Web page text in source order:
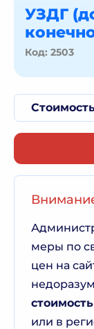
УЗДГ
Код: 2503
меры по
цен на
стоимость
или в